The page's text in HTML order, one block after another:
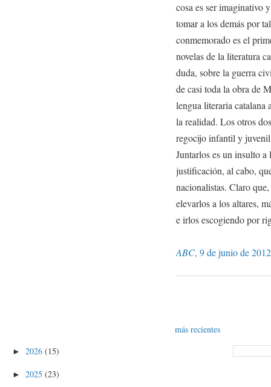
cosa es ser imaginativo
tomar a los demás por
conmemorado es el
novelas de la literatura
duda, sobre la guerra
de casi toda la obra de
lengua literaria catalana
la realidad. Los otros
regocijo infantil y
Juntarlos es un insulto
justificación, al cabo,
nacionalistas. Claro
elevarlos a los altares,
e irlos escogiendo por
ABC, 9 de junio de
más recientes
► 2026 (15)
► 2025 (23)